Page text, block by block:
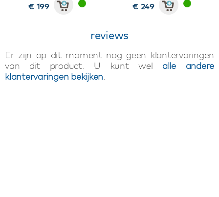
€ 199
€ 249
reviews
Er zijn op dit moment nog geen klantervaringen
van dit product. U kunt wel alle andere
klantervaringen bekijken.